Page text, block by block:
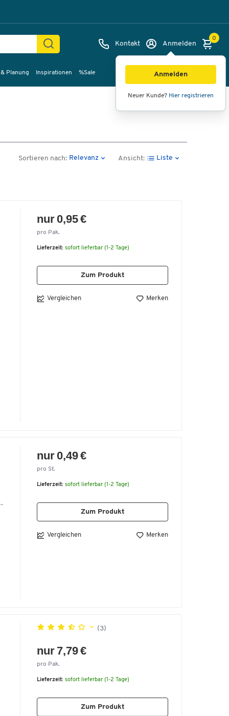
Kontakt Anmelden
Anmelden
Neuer Kunde? Hier registrieren
0
Planung Inspirationen %Sale
Sortieren nach: Relevanz Ansicht: Liste
nur 0,95 €
pro Pak.
Lieferzeit: sofort lieferbar (1-2 Tage)
Zum Produkt
Vergleichen Merken
nur 0,49 €
pro St.
Lieferzeit: sofort lieferbar (1-2 Tage)
Zum Produkt
Vergleichen Merken
(3)
nur 7,79 €
pro Pak.
Lieferzeit: sofort lieferbar (1-2 Tage)
Zum Produkt